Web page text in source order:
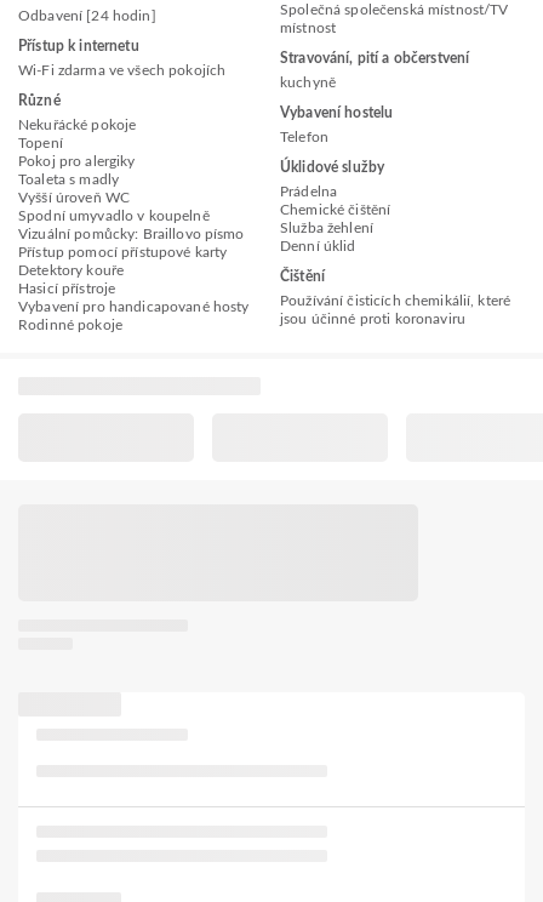
Odbavení [24 hodin]
Přístup k internetu
Wi-Fi zdarma ve všech pokojích
Různé
Nekuřácké pokoje
Topení
Pokoj pro alergiky
Toaleta s madly
Vyšší úroveň WC
Spodní umyvadlo v koupelně
Vizuální pomůcky: Braillovo písmo
Přístup pomocí přístupové karty
Detektory kouře
Hasicí přístroje
Vybavení pro handicapované hosty
Rodinné pokoje
Společná společenská místnost/TV
místnost
Stravování, pití a občerstvení
kuchyně
Vybavení hostelu
Telefon
Úklidové služby
Prádelna
Chemické čištění
Služba žehlení
Denní úklid
Čištění
Používání čisticích chemikálií, které
jsou účinné proti koronaviru